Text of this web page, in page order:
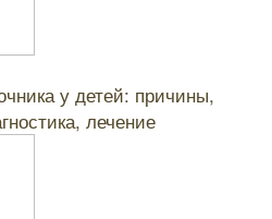
у детей: причины,
лечение